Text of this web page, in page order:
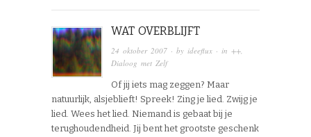
WAT OVERBLIJFT
24 oktober 2007 · byideeflux · in++,
Dialoog met Zelf
Of jij iets mag zeggen? Maar
natuurlijk, alsjeblieft! Spreek! Zing je lied. Zwijg je
lied. Wees het lied. Niemand is gebaat bij je
terughoudendheid. Jij bent het grootste geschenk